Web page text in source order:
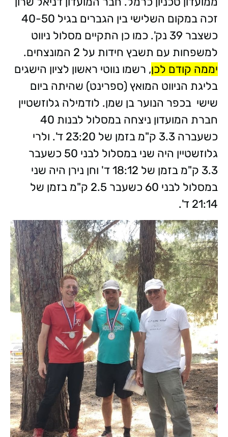
זכה במקום השלישי בין הגברים בגיל 40-50
כשצבר 39 נק'. כמו כן התקיים מסלול ניווט
למשפחות עם תשבץ חידות על 2 המונצחים.
יממה קודם לכן, רשמו נווטי ראשון לציון הישגים
בליגת הניווט המואץ (ספרינט) שהיתה ביום
שישי בכפר הנוער בן שמן. לודמילה גלוזשטיין
חברת המועדון ניצחה במסלול לבנות 40
כשעברה 3.3 ק"מ בזמן של 23:20 ד'. ולרי
גלוזשטיין היה שני במסלול לבני 50 כשעבר
3.3 ק"מ בזמן של 18:12 ד' וחן נירן היה שני
במסלול לבני 60 כשעבר 2.5 ק"מ בזמן של
21:14 ד'.